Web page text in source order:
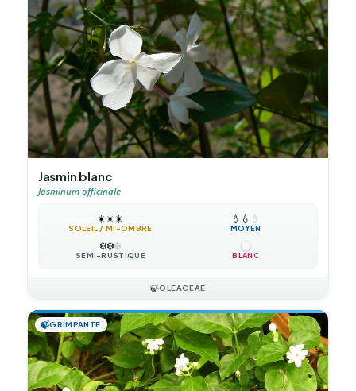
Jasmin blanc
Jasminum officinale
☀️☀️☀️
SOLEIL / MI-OMBRE
💧 💧 💧
MOYEN
❄️❄️❄️
SEMI-RUSTIQUE BLANC
🍃OLEACEAE
🍃GRIMPANTE